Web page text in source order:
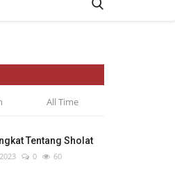
All Time
Tentang Sholat
0 60